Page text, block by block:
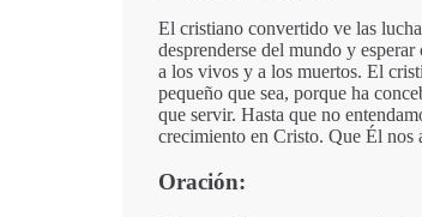
El cristiano convertido ve las
desprenderse del mundo y
a los vivos y a los muertos. El
pequeño que sea, porque ha
que servir. Hasta que no
crecimiento en Cristo. Que Él nos
Oración: